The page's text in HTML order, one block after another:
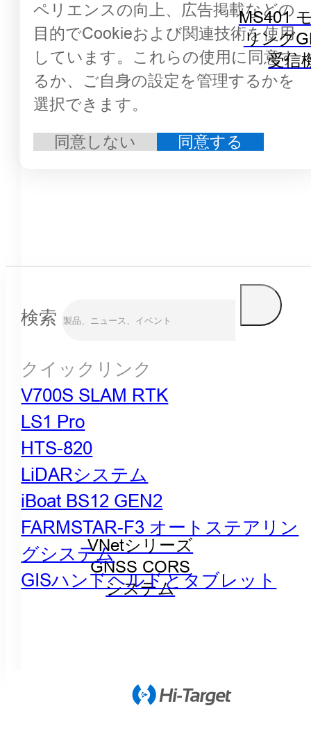
MS401
リング
受信
VNetシリーズ
GNSS CORS
システム
ペリエンスの向上、広告掲載などの
目的でCookieおよび関連技術を使用
しています。これらの使用に同意す
るか、ご自身の設定を管理するかを
選択できます。
同意しない 同意する
検索
クイックリンク
V700S SLAM RTK
LS1 Pro
HTS-820
LiDARシステム
iBoat BS12 GEN2
FARMSTAR-F3 オートステアリン
グシステム
GISハンドヘルドとタブレット